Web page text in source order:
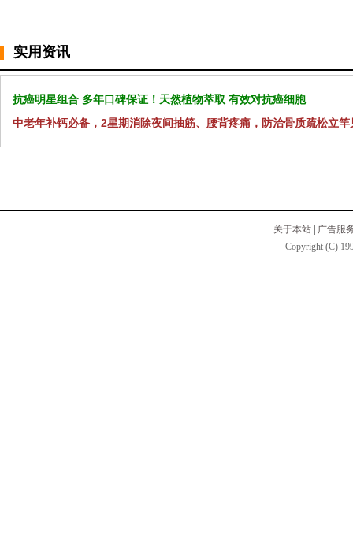
实用资讯
抗癌明星组合 多年口碑保证！天然植物萃取 有效对抗癌细胞
中老年补钙必备，2星期消除夜间抽筋、腰背疼痛，防治骨质疏松立竿
关于本站
广告服
Copyright (C)